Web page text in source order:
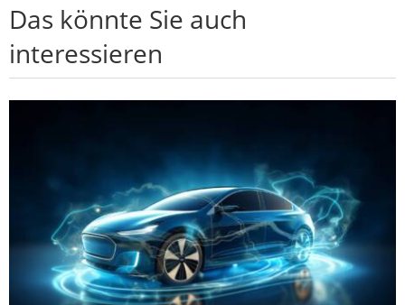
Das könnte Sie auch
interessieren